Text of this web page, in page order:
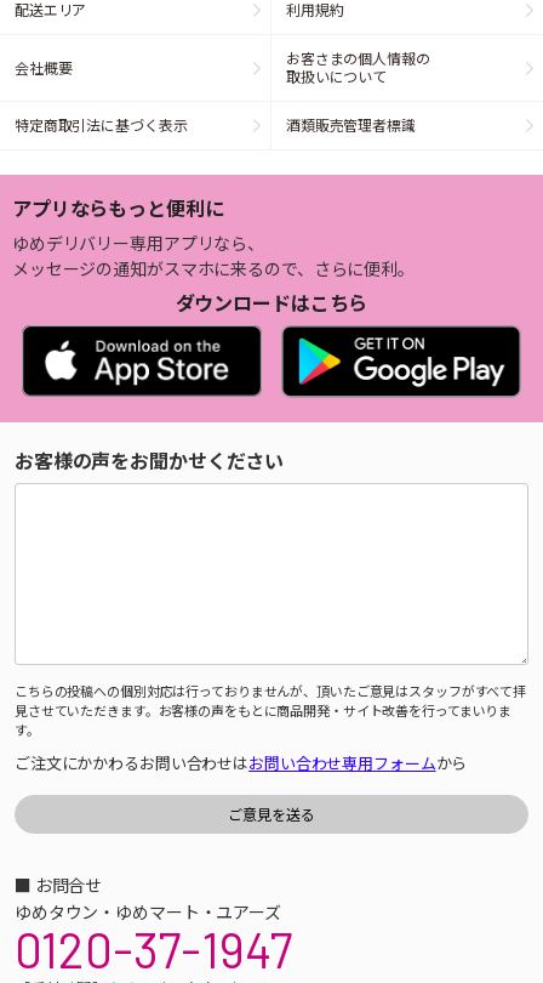
配送エリア 利用規約
会社概要
お客さまの個人情報の
取扱いについて
特定商取引法に基づく表示 酒類販売管理者標識
アプリならもっと便利に
ゆめデリバリー専用アプリなら、
メッセージの通知がスマホに来るので、さらに便利。
ダウンロードはこちら
お客様の声をお聞かせください
こちらの投稿への個別対応は行っておりませんが、頂いたご意見はスタッフがすべて拝
見させていただきます。お客様の声をもとに商品開発・サイト改善を行ってまいりま
す。
ご注文にかかわるお問い合わせはお問い合わせ専用フォームから
■ お問合せ
ゆめタウン・ゆめマート・ユアーズ
0120-37-1947